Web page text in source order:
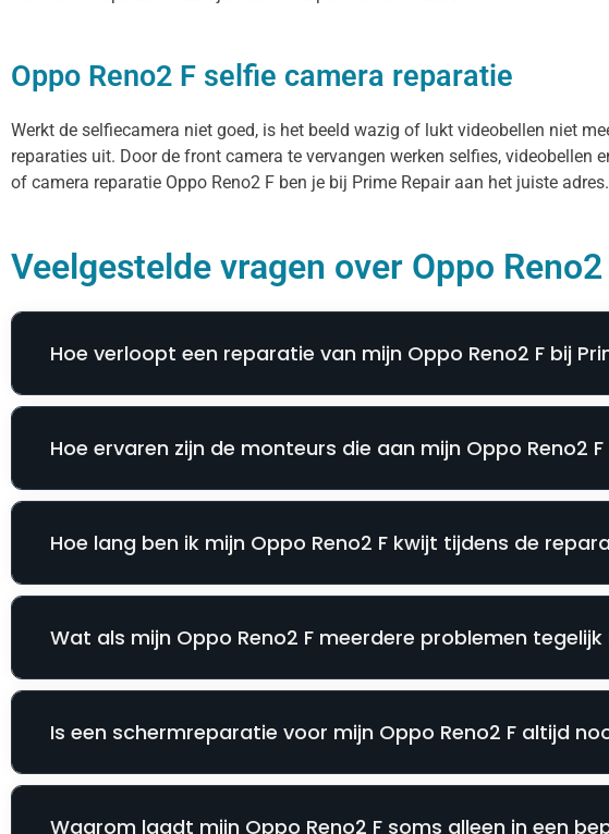
Oppo Reno2 F selfie camera reparatie
Werkt de selfiecamera niet goed, is het beeld wazig of lukt videobellen niet
reparaties uit. Door de front camera te vervangen werken selfies,
of camera reparatie Oppo Reno2 F ben je bij Prime Repair aan het juiste adres.
Veelgestelde vragen over Oppo
Hoe verloopt een reparatie van mijn Oppo Reno2 F bij
Hoe ervaren zijn de monteurs die aan mijn Oppo Reno2 F
Hoe lang ben ik mijn Oppo Reno2 F kwijt tijdens de
Wat als mijn Oppo Reno2 F meerdere problemen
Is een schermreparatie voor mijn Oppo Reno2 F altijd
Waarom laadt mijn Oppo Reno2 F soms alleen in een